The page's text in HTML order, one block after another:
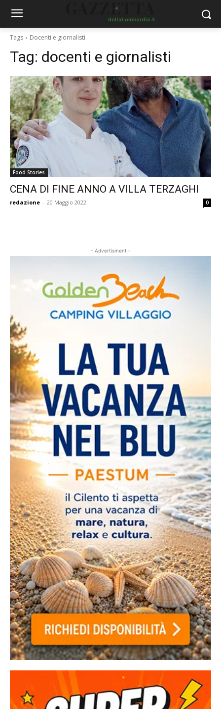
Tags Docenti e giornalisti
Tag: docenti e giornalisti
Food Stories
CENA DI FINE ANNO A VILLA TERZAGHI
redazione - 20 Maggio 2022 0
- Advertisment -